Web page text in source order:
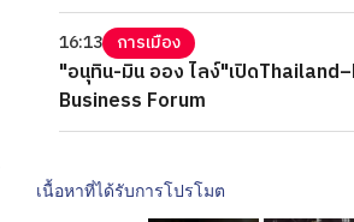
16:13 การเมือง
"อนุทิน-มิน ออง ไลง์"เปิด
Business Forum